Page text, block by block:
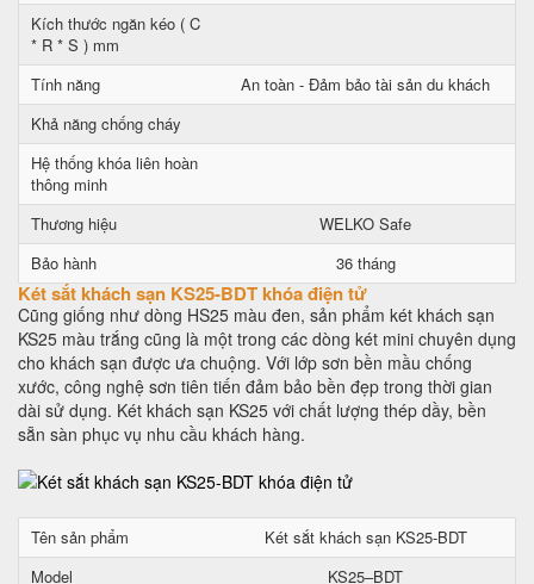
Kích thước ngăn kéo ( C
* R * S ) mm
Tính năng
An toàn - Đảm bảo tài sản du khách
Khả năng chống cháy
Hệ thống khóa liên hoàn
thông minh
Thương hiệu
WELKO Safe
Bảo hành
36 tháng
Két sắt khách sạn KS25-BDT khóa điện tử
Cũng giống như dòng HS25 màu đen, sản phẩm két khách sạn
KS25 màu trắng cũng là một trong các dòng két mini chuyên dụng
cho khách sạn được ưa chuộng. Với lớp sơn bền mầu chống
xước, công nghệ sơn tiên tiến đảm bảo bền đẹp trong thời gian
dài sử dụng. Két khách sạn KS25 với chất lượng thép dầy, bền
sẵn sàn phục vụ nhu cầu khách hàng.
Tên sản phẩm
Két sắt khách sạn KS25-BDT
Model
KS25–BDT